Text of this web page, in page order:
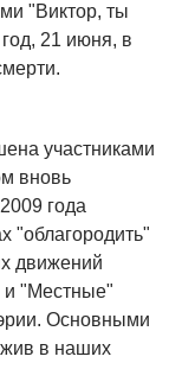
"Виктор, ты
21 июня, в
участниками
вновь
года
"облагородить"
движений
и "Местные"
Основными
жив в наших